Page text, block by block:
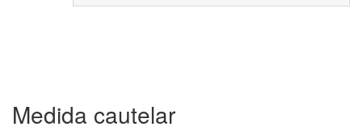
Medida cautelar